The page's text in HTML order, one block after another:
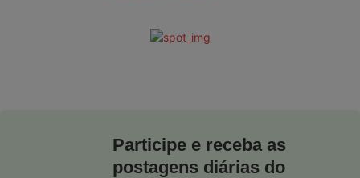
Participe e receba as
postagens diárias do